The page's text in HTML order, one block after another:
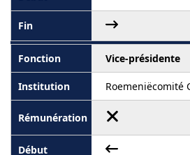
Vice-présidente
Roemeniëcomité